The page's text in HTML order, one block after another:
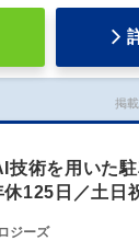
掲
技術を用いた
125日／土日
ジーズ